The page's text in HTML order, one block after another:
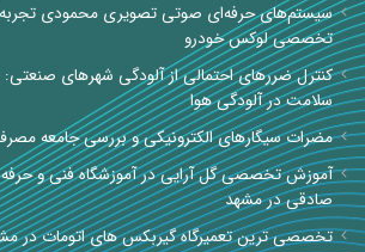
سیستم‌های حرفه‌ای صوتی تصویری محمودی
تخصصی لوکس خودرو
کنترل ضررهای احتمالی از آلودگی شهرهای
سلامت در آلودگی هوا
مضرات سیگارهای الکترونیکی و بررسی جامعه
آموزش تخصصی گل آرایی در آموزشگاه فنی و
صادقی در مشهد
تخصصی ترین تعمیرگاه گیربکس های اتومات در